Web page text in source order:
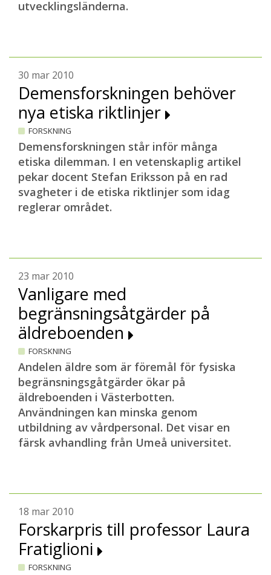
utvecklingsländerna.
30 mar 2010
Demensforskningen behöver
nya etiska riktlinjer
FORSKNING
Demensforskningen står inför många
etiska dilemman. I en vetenskaplig artikel
pekar docent Stefan Eriksson på en rad
svagheter i de etiska riktlinjer som idag
reglerar området.
23 mar 2010
Vanligare med
begränsningsåtgärder på
äldreboenden
FORSKNING
Andelen äldre som är föremål för fysiska
begränsningsgåtgärder ökar på
äldreboenden i Västerbotten.
Användningen kan minska genom
utbildning av vårdpersonal. Det visar en
färsk avhandling från Umeå universitet.
18 mar 2010
Forskarpris till professor Laura
Fratiglioni
FORSKNING